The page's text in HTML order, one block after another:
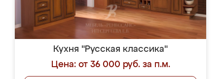
Кухня "Русская классика"
Цена: от 36 000 руб. за п.м.